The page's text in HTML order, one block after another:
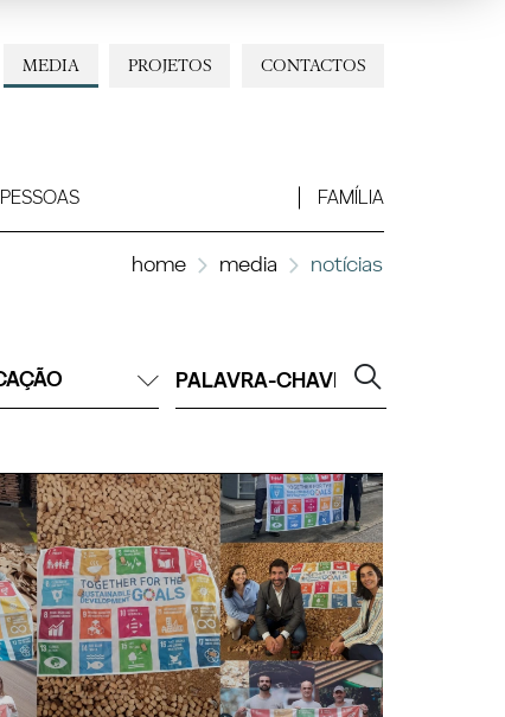
CONTACTOS
PROJETOS
MEDIA
PESSOAS FAMÍLIA
home media notícias